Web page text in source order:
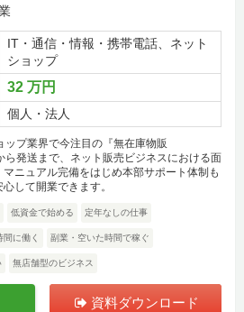
IT・通信・情報・携帯電話、ネット
ショップ
32 万円
個人・法人
ップ業界で今注目の『無在庫物販
ら発送まで、ネット販売ビジネスにおける面
ニュアル完備をはじめ本部サポート体制も
して開業できます。
低資金で始める 定年なしの仕事
間に働く 副業・空いた時間で稼ぐ
無店舗型のビジネス
資料ダウンロード